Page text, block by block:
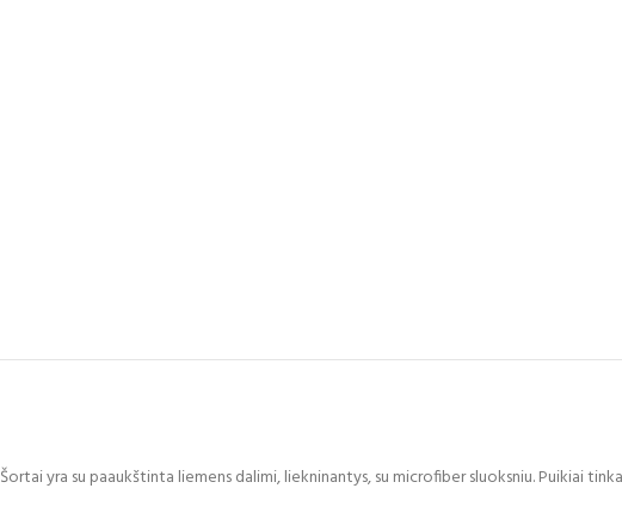
Šortai yra su paaukštinta liemens dalimi, liekninantys, su microfiber sluoksniu. Puikiai